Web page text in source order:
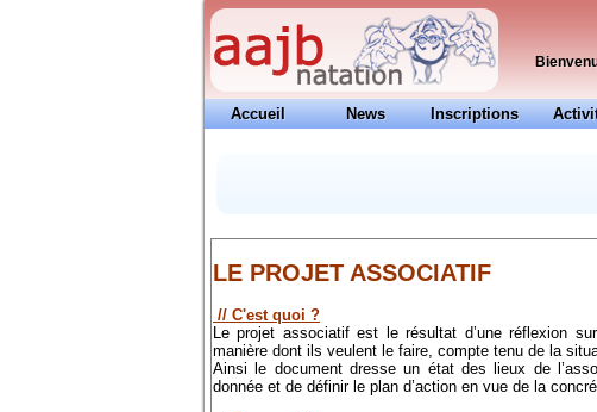
Accueil
News Inscriptions
LE PROJET ASSOCIATIF
// C'est quoi ?
Le projet associatif est le résultat d’une réflexion
manière dont ils veulent le faire, compte tenu de la
Ainsi le document dresse un état des lieux de
donnée et de définir le plan d’action en vue de la